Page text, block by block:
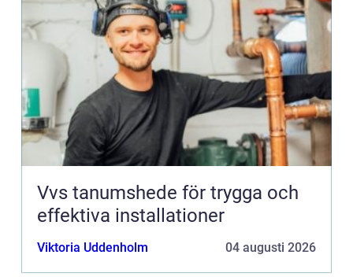
Vvs tanumshede för trygga och
effektiva installationer
Viktoria Uddenholm 04 augusti 2026